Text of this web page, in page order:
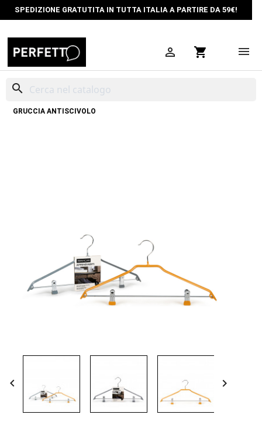
SPEDIZIONE GRATUTITA IN TUTTA ITALIA A PARTIRE DA 59€!
 shopping_cart
search
GRUCCIA ANTISCIVOLO
 